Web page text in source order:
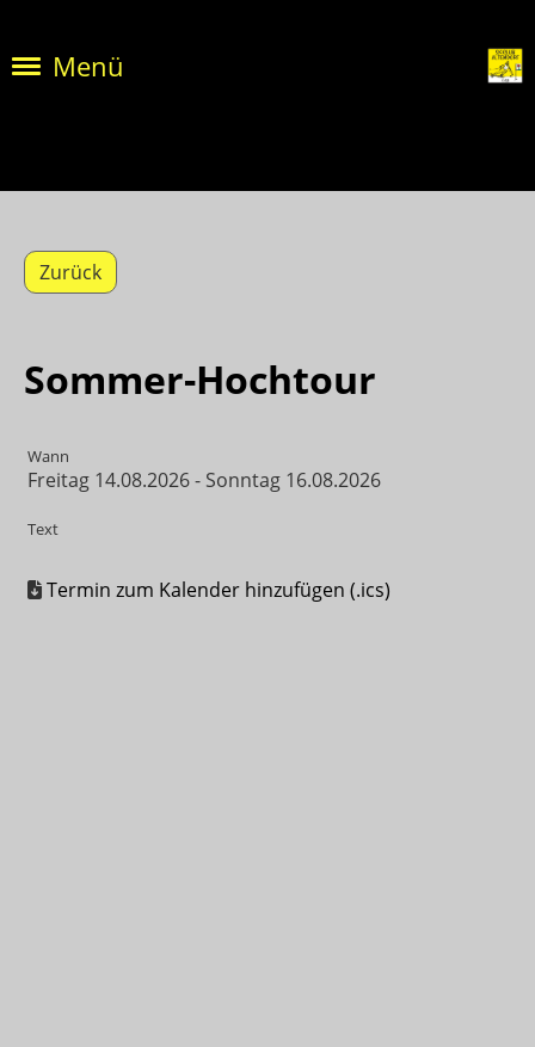
Menü
Zurück
Sommer-Hochtour
Wann
Freitag 14.08.2026 - Sonntag 16.08.2026
Text
Termin zum Kalender hinzufügen (.ics)